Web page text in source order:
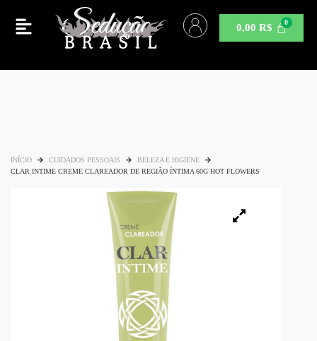
0,00R$
INÍCIO CUIDADOS PESSOAIS
BELEZA E HIGIENE
CLAR INTIME CREME CLAREADOR DE REGIÃO ÍNTIMA 60G HOT FLOWERS